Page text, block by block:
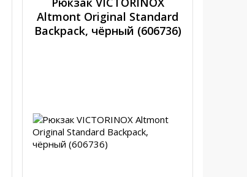
Altmont Original Standard
Backpack, чёрный (606736)